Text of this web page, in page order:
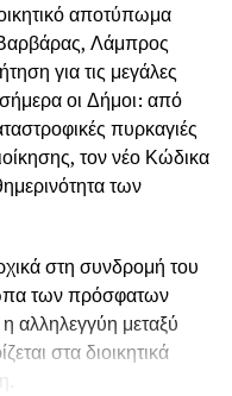
αποτύπωμα
Λάμπρος
για τις μεγάλες
οι Δήμοι: από
πυρκαγιές
τον νέο Κώδικα
των
στη συνδρομή του
των πρόσφατων
αλληλεγγύη μεταξύ
στα διοικητικά